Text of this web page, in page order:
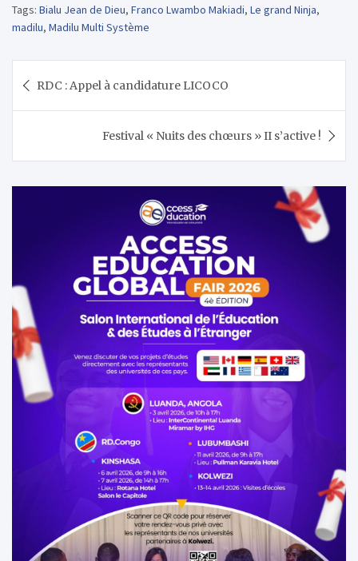
Tags: Bialu Jean de Dieu, Franco Lwambo Makiadi, Le grand Ninja,
madilu, Madilu Multi Système
de RDC : Appel à candidature LICOCO
Festival « Nuits des chœurs » II s’active !